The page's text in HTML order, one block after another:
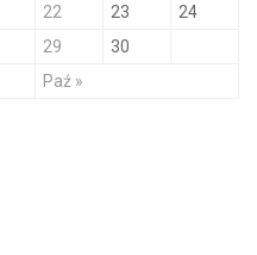
Paź »
22 23
24
29 30